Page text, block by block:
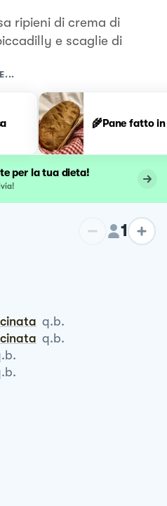
ripieni di crema di
e scaglie di
🌾Pane fatto
per la tua dieta!
1
q.b.
q.b.